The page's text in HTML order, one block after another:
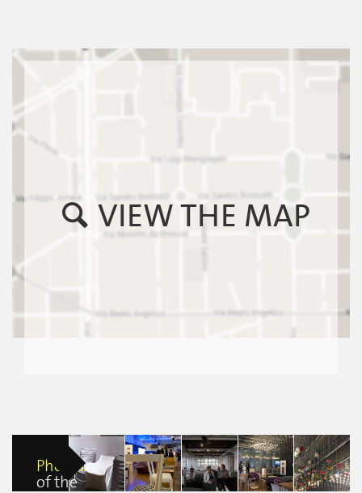
VIEW THE MAP
Photos
of the